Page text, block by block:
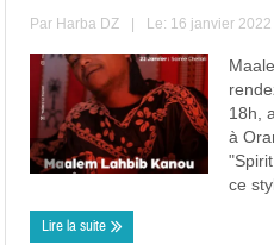
Par Harba DZ Le: 16 janvier 2022
18h,
à
ce
Lire la suite